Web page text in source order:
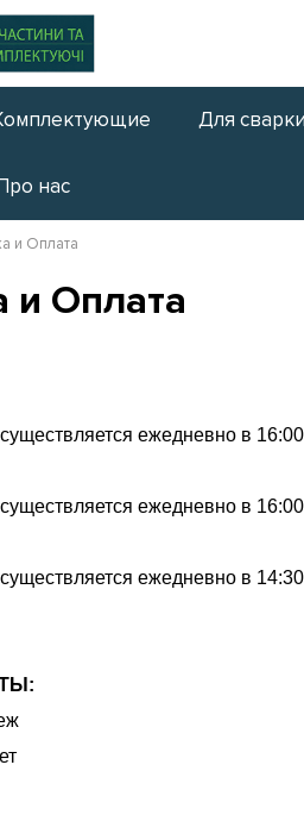
Для сварки
нас
и Оплата
и Оплата
ежедневно в 16:00
ежедневно в 16:00
ежедневно в 14:30